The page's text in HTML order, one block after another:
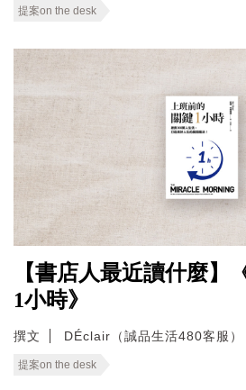
提案on the desk
【書店人最近讀什麼】
1小時》
撰文 DÉclair（誠品生活480客服）
提案on the desk